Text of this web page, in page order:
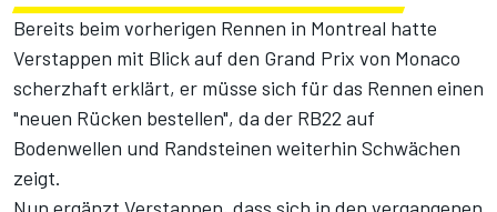
Bereits beim vorherigen Rennen in Montreal hatte
Verstappen mit Blick auf den Grand Prix von Monaco
scherzhaft erklärt, er müsse sich für das Rennen einen
"neuen Rücken bestellen", da der RB22 auf
Bodenwellen und Randsteinen weiterhin Schwächen
zeigt.